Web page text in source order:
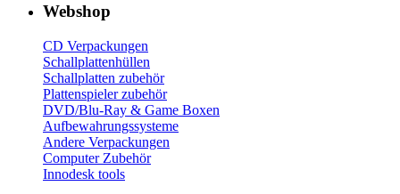
Webshop
CD Verpackungen
Schallplattenhüllen
Schallplatten zubehör
Plattenspieler zubehör
DVD/Blu-Ray & Game Boxen
Aufbewahrungssysteme
Andere Verpackungen
Computer Zubehör
Innodesk tools